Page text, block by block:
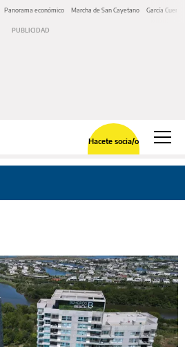
Panorama económico Marcha de San Cayetano García Cuerva
Hacete socia/o